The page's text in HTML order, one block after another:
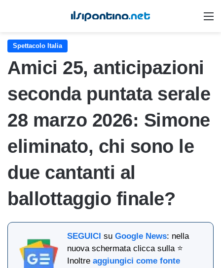
Spettacolo Italia
Amici 25, anticipazioni
seconda puntata serale
28 marzo 2026: Simone
eliminato, chi sono le
due cantanti al
ballottaggio finale?
SEGUICI suGoogle News: nella
nuova schermata clicca sulla ⭐
Inoltreaggiungici come fonte